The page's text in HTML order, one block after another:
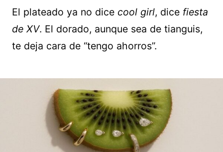
El plateado ya no dice cool girl, dice fiesta
de XV. El dorado, aunque sea de tianguis,
te deja cara de “tengo ahorros”.